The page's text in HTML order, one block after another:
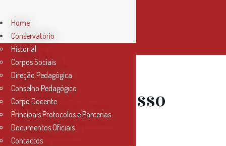
09 Mar
Acesso
ao Ensino
Home
Conservatório
Historial
Corpos Sociais
Direção Pedagógica
Conselho Pedagógico
Corpo Docente
Principais Protocolos e Parcerias
Documentos Oficiais
Contactos